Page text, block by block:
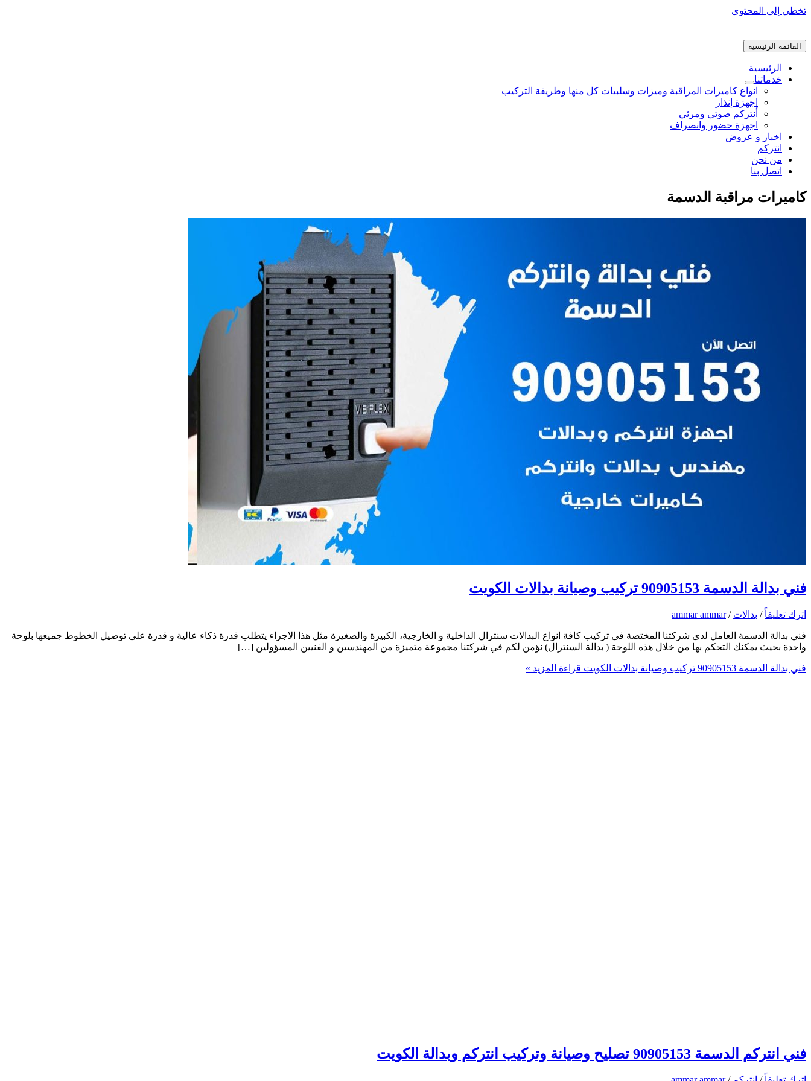
تخطي إلى المحتوى
القائمة الرئيسية
الرئيسية
خدماتنا
انواع كاميرات المراقبة وميزات وسلبيات كل منها وطريقة التركيب
اجهزة إنذار
أنتركم صوتي ومرئي
اجهزة حضور وانصراف
اخبار و عروض
انتركم
من نحن
اتصل بنا
كاميرات مراقبة الدسمة
فني بدالة الدسمة 90905153 تركيب وصيانة بدالات الكويت
اترك تعليقاً / بدالات /
ammar ammar
فني بدالة الدسمة العامل لدى شركتنا المختصة في تركيب كافة انواع البدالات سنترال الداخلية و الخارجية، الكبيرة والصغيرة مثل هذا الاجراء يتطلب قدرة ذكاء عالية و قدرة على توصيل الخطوط جميعها بلوحة
واحدة بحيث يمكنك التحكم بها من خلال هذه اللوحة ( بدالة السنترال) نؤمن لكم في شركتنا مجموعة متميزة من المهندسين و الفنيين المسؤولين […]
فني بدالة الدسمة 90905153 تركيب وصيانة بدالات الكويت قراءة المزيد »
فني انتركم الدسمة 90905153 تصليح وصيانة وتركيب انتركم وبدالة الكويت